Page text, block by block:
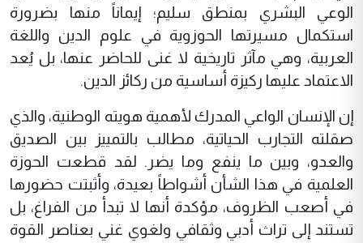
الوعي البشري بمنطق سليم؛ إيماناً منها بضرورة
استكمال مسيرتها الحوزوية في علوم الدين واللغة
العربية، وهي مآثر تاريخية لا غنى للحاضر عنها، بل يُعد
الاعتماد عليها ركيزة أساسية من ركائز الدين.
إن الإنسان الواعي المدرك لأهمية هويته الوطنية، والذي
صقلته التجارب الحياتية، مطالب بالتمييز بين الصديق
والعدو، وبين ما ينفع وما يضر. لقد قطعت الحوزة
العلمية في هذا الشأن أشواطاً بعيدة، وأثبتت حضورها
في أصعب الظروف، مؤكدة أنها لا تبدأ من الفراغ، بل
تستند إلى تراث أدبي وثقافي ولغوي غني بعناصر القوة